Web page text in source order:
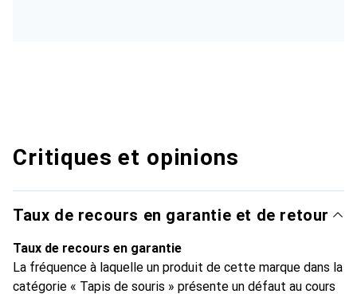
Critiques et opinions
Taux de recours en garantie et de retour
Taux de recours en garantie
La fréquence à laquelle un produit de cette marque dans la
catégorie « Tapis de souris » présente un défaut au cours